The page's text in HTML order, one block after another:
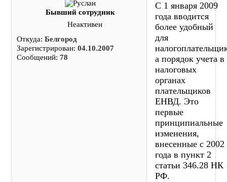
Бывший сотрудник
Неактивен
Откуда:Белгород
Зарегистрирован:04.10.2007
Сообщений:78
С 1 января 2009
года вводится
более удобный
для
а порядок учета в
налоговых
органах
плательщиков
ЕНВД. Это
первые
принципиальные
изменения,
внесенные с 2002
года в пункт 2
статьи 346.28 НК
РФ.